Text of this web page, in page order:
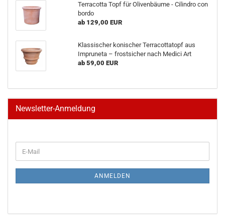
Terracotta Topf für Olivenbäume - Cilindro con
bordo
ab 129,00 EUR
Klassischer konischer Terracottatopf aus
Impruneta – frostsicher nach Medici Art
ab 59,00 EUR
Newsletter-Anmeldung
ZUR
E-
Mail
ANMELDEN